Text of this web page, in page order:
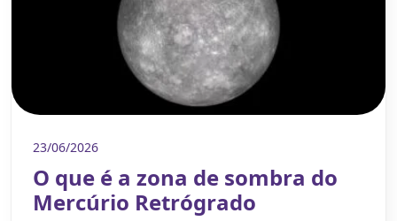
23/06/2026
O que é a zona de sombra do
Mercúrio Retrógrado